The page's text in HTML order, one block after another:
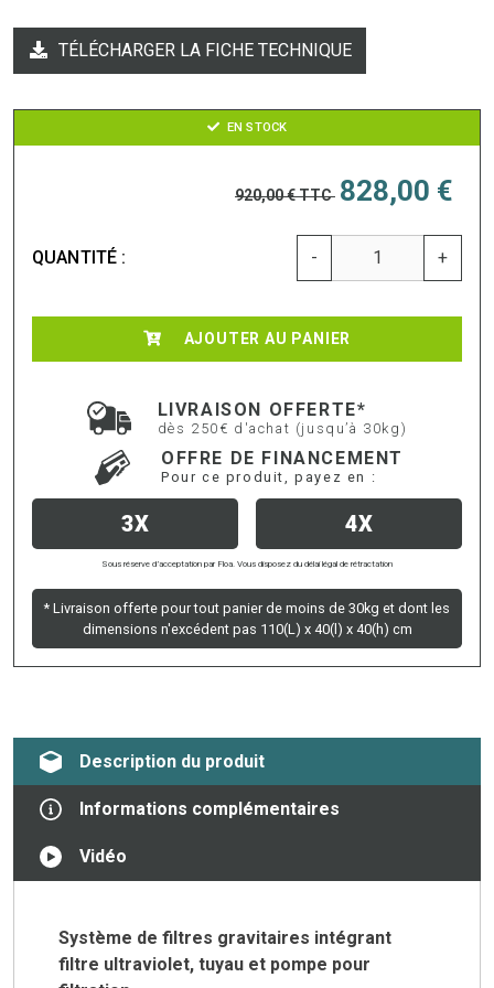
TÉLÉCHARGER LA FICHE TECHNIQUE
EN STOCK
920,00 €TTC 828,00 €
QUANTITÉ : - +
AJOUTER AU PANIER
LIVRAISON OFFERTE*
dès 250€ d'achat (jusqu’à 30kg)
OFFRE DE FINANCEMENT
Pour ce produit, payez en :
3X 4X
Sous réserve d’acceptation par Floa. Vous disposez du délai légal de rétractation
* Livraison offerte pour tout panier de moins de 30kg et dont les
dimensions n'excédent pas 110(L) x 40(l) x 40(h) cm
Description du produit
Informations complémentaires
Vidéo
Système de filtres gravitaires intégrant
filtre ultraviolet, tuyau et pompe pour